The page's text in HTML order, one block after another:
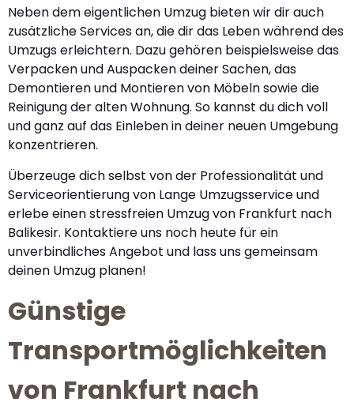
Neben dem eigentlichen Umzug bieten wir dir auch
zusätzliche Services an, die dir das Leben während des
Umzugs erleichtern. Dazu gehören beispielsweise das
Verpacken und Auspacken deiner Sachen, das
Demontieren und Montieren von Möbeln sowie die
Reinigung der alten Wohnung. So kannst du dich voll
und ganz auf das Einleben in deiner neuen Umgebung
konzentrieren.
Überzeuge dich selbst von der Professionalität und
Serviceorientierung von Lange Umzugsservice und
erlebe einen stressfreien Umzug von Frankfurt nach
Balikesir. Kontaktiere uns noch heute für ein
unverbindliches Angebot und lass uns gemeinsam
deinen Umzug planen!
Günstige
Transportmöglichkeiten
von Frankfurt nach